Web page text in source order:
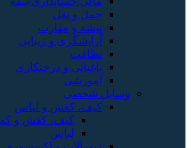
حمل و نقل
پیشه و مهارت
آرایشگری و زیبایی
نظافت
باغبانی و درختکاری
آموزشی
وسایل شخصی
کیف، کفش و لباس
کیف، کفش و
لباس